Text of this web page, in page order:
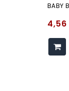
BABY
4,56